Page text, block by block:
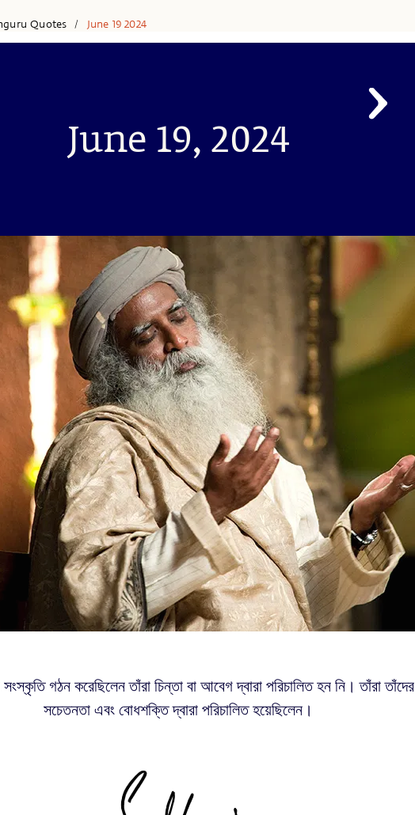
Quotes / June 19 2024
June 19, 2024
সংস্কৃতি গঠন করেছিলেন তাঁরা চিন্তা বা আবেগ দ্বারা পরিচালিত হন নি। তাঁরা তাঁদের
সচেতনতা এবং বোধশক্তি দ্বারা পরিচালিত হয়েছিলেন।